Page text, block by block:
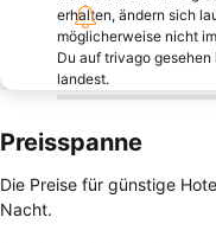
erhalten, ändern sich
möglicherweise nicht
Du auf trivago
landest.
Preisspanne
Die Preise für günstige
Nacht.